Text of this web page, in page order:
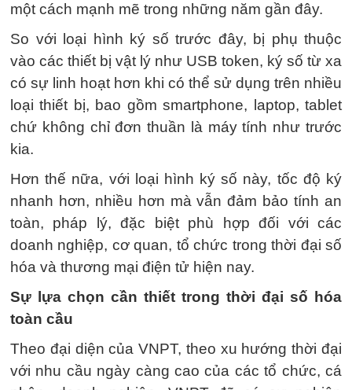
một cách mạnh mẽ trong những năm gần đây.
So với loại hình ký số trước đây, bị phụ thuộc
vào các thiết bị vật lý như USB token, ký số từ xa
có sự linh hoạt hơn khi có thể sử dụng trên nhiều
loại thiết bị, bao gồm smartphone, laptop, tablet
chứ không chỉ đơn thuần là máy tính như trước
kia.
Hơn thế nữa, với loại hình ký số này, tốc độ ký
nhanh hơn, nhiều hơn mà vẫn đảm bảo tính an
toàn, pháp lý, đặc biệt phù hợp đối với các
doanh nghiệp, cơ quan, tổ chức trong thời đại số
hóa và thương mại điện tử hiện nay.
Sự lựa chọn cần thiết trong thời đại số hóa
toàn cầu
Theo đại diện của VNPT, theo xu hướng thời đại
với nhu cầu ngày càng cao của các tổ chức, cá